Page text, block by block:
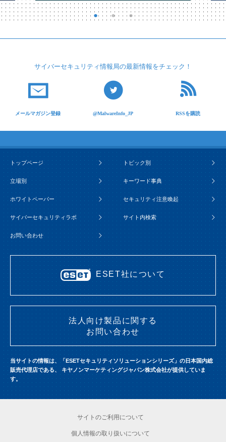
サイバーセキュリティ情報局の最新情報をチェック！
メールマガジン登録 @MalwareInfo_JP RSSを購読
トップページ トピック別
立場別 キーワード事典
ホワイトペーパー セキュリティ注意喚起
サイバーセキュリティラボ サイト内検索
お問い合わせ
ESET社について
法人向け製品に関する
お問い合わせ
当サイトの情報は、「ESETセキュリティソリューションシリーズ」の日本国内総
販売代理店である、 キヤノンマーケティングジャパン株式会社が提供していま
す。
サイトのご利用について
個人情報の取り扱いについて